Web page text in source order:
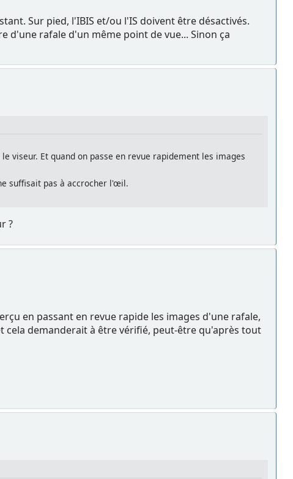
Sur pied, l'IBIS et/ou l'IS doivent être désactivés.
d'une rafale d'un même point de vue... Sinon ça
viseur. Et quand on passe en revue rapidement les images
suffisait pas à accrocher l'œil.
?
en passant en revue rapide les images d'une rafale,
cela demanderait à être vérifié, peut-être qu'après tout